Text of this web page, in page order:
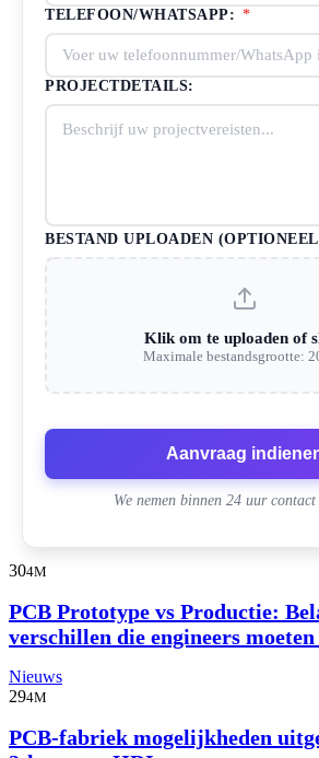
TELEFOON/WHATSAPP: *
PROJECTDETAILS:
BESTAND UPLOADEN
Klik om te uploaden of
Maximale bestandsgrootte:
Aanvraag
We nemen binnen 24 uur
304M
PCB Prototype vs Productie:
verschillen die engineers moeten
Nieuws
294M
PCB-fabriek mogelijkheden